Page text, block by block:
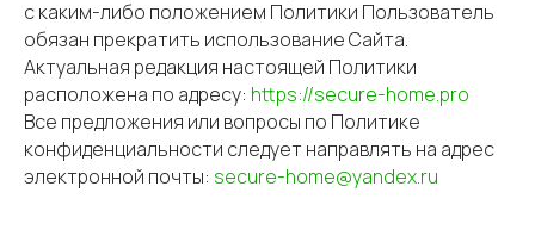
с каким-либо положением Политики Пользователь
обязан прекратить использование Сайта.
Актуальная редакция настоящей Политики
расположена по адресу: https://secure-home.pro
Все предложения или вопросы по Политике
конфиденциальности следует направлять на адрес
электронной почты: secure-home@yandex.ru